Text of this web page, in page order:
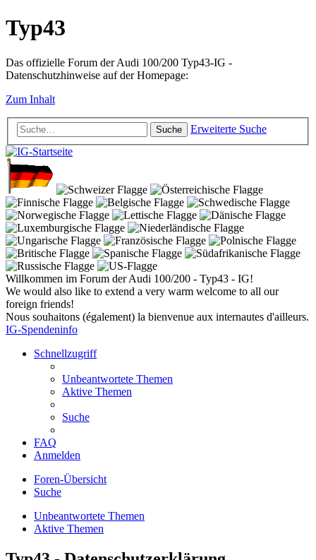
Typ43
Das offizielle Forum der Audi 100/200 Typ43-IG -
Datenschutzhinweise auf der Homepage:
Zum Inhalt
Suche Erweiterte Suche
Willkommen im Forum der Audi 100/200 - Typ43 - IG!
We would also like to extend a very warm welcome to all our
foreign friends!
Nous souhaitons (également) la bienvenue aux internautes d'ailleurs.
IG-Spendeninfo
Schnellzugriff
Unbeantwortete Themen
Aktive Themen
Suche
FAQ
Anmelden
Foren-Übersicht
Suche
Unbeantwortete Themen
Aktive Themen